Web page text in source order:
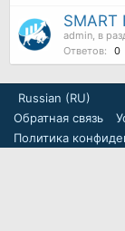
SMART
admin , в
Ответов:
0
Russian (RU)
Обратная связь
Политика